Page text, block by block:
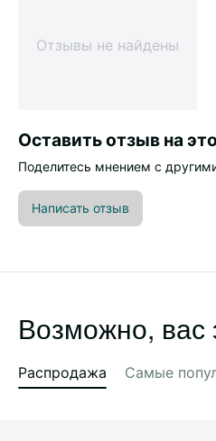
Отзывы не найдены
Оставить отзыв на
Поделитесь мнением с
Написать отзыв
Возможно, вас
Распродажа Самые